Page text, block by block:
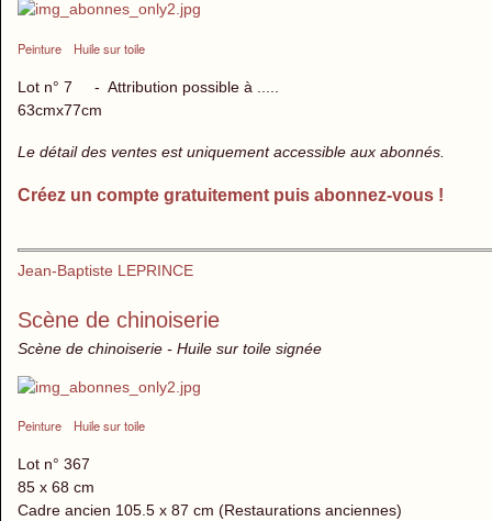
Peinture Huile sur toile
Lot n° 7 - Attribution possible à .....
63cmx77cm
Le détail des ventes est uniquement accessible aux abonnés.
Créez un compte gratuitement puis abonnez-vous !
Jean-Baptiste LEPRINCE
Scène de chinoiserie
Scène de chinoiserie - Huile sur toile signée
Peinture Huile sur toile
Lot n° 367
85 x 68 cm
Cadre ancien 105.5 x 87 cm (Restaurations anciennes)